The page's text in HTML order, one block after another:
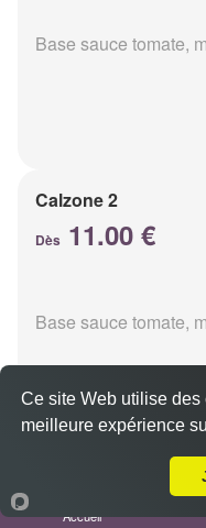
Base sauce tomate,
Calzone 2
Dès 11.00 €
Base sauce tomate,
Dès11.00 €
Accueil
Ce site Web utilise
meilleure expérience